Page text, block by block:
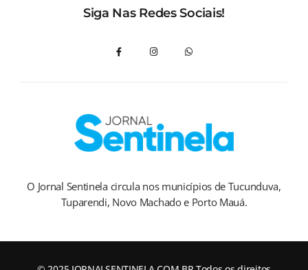
Siga Nas Redes Sociais!
O Jornal Sentinela circula nos municípios de Tucunduva,
Tuparendi, Novo Machado e Porto Mauá.